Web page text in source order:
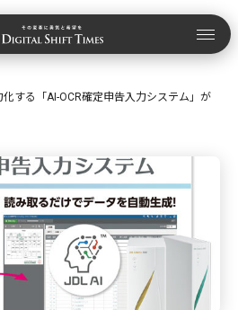
する「AI-OCR確定申告入力システム」が